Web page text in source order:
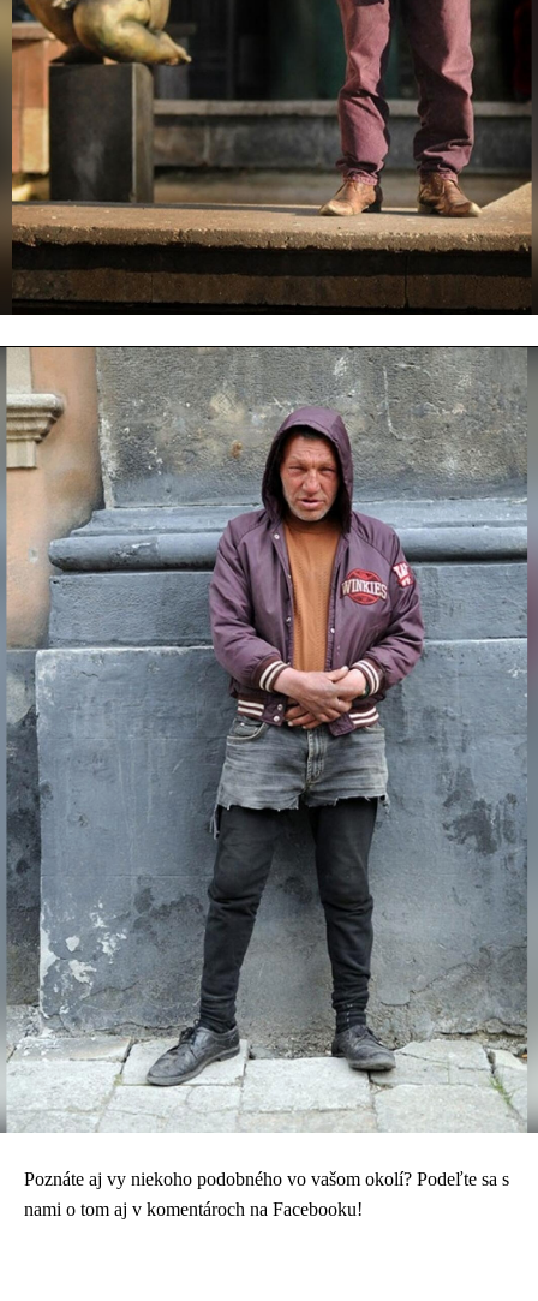
Poznáte aj vy niekoho podobného vo vašom okolí? Podeľte sa s
nami o tom aj v komentároch na Facebooku!